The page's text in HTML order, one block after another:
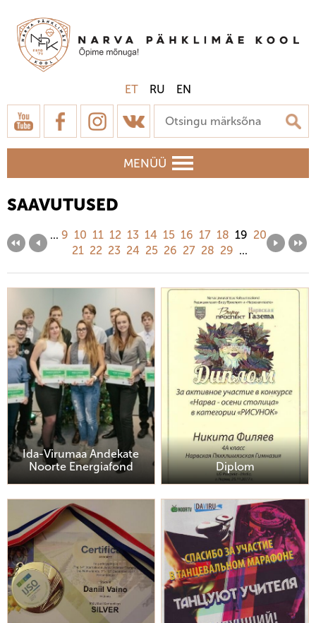
ET RU EN
MENÜÜ
SAAVUTUSED
... 9 10 11 12 13 14 15 16 17 18 19 20
21 22 23 24 25 26 27 28 29 ...
Ida-Virumaa Andekate
Noorte Energiafond
Diplom